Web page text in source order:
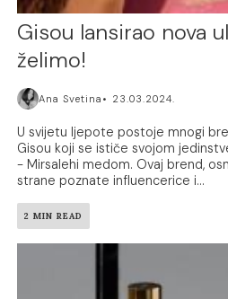
Gisou lansirao nova
želimo!
Ana Svetina 23.03.2024.
U svijetu ljepote postoje mnogi
Gisou koji se ističe svojom
- Mirsalehi medom. Ovaj brend,
strane poznate influencerice i...
2 MIN READ